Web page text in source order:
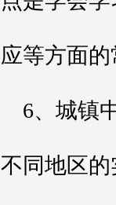
应等方面的
6、城镇
不同地区